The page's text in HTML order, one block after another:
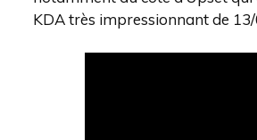
KDA très impressionnant de 13/